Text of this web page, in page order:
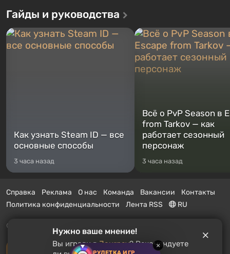
РУЛЕТКА ИГР
×
Гайды и руководства
Как узнать Steam ID — все
основные способы
3 часа назад
Всё о PvP Season в
from Tarkov — как
работает сезонный
персонаж
3 часа назад
Справка Реклама О нас Команда Вакансии
Контакты
Политика конфиденциальности
Лента RSS RU
© 2011 - 2026 VGTimes
Полная версия
Нужно ваше мнение!
Вы играли вJourney? Рекомендуете